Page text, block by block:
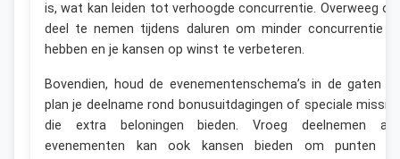
is, wat kan leiden tot verhoogde concurrentie. Overweeg
deel te nemen tijdens daluren om minder concurrentie
hebben en je kansen op winst te verbeteren.
Bovendien, houd de evenementenschema’s in de gaten
plan je deelname rond bonusuitdagingen of speciale
die extra beloningen bieden. Vroeg deelnemen
evenementen kan ook kansen bieden om punten